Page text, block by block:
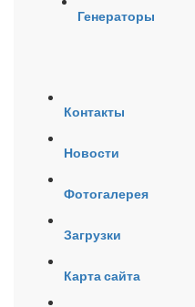
Генераторы
Контакты
Новости
Фотогалерея
Загрузки
Карта сайта